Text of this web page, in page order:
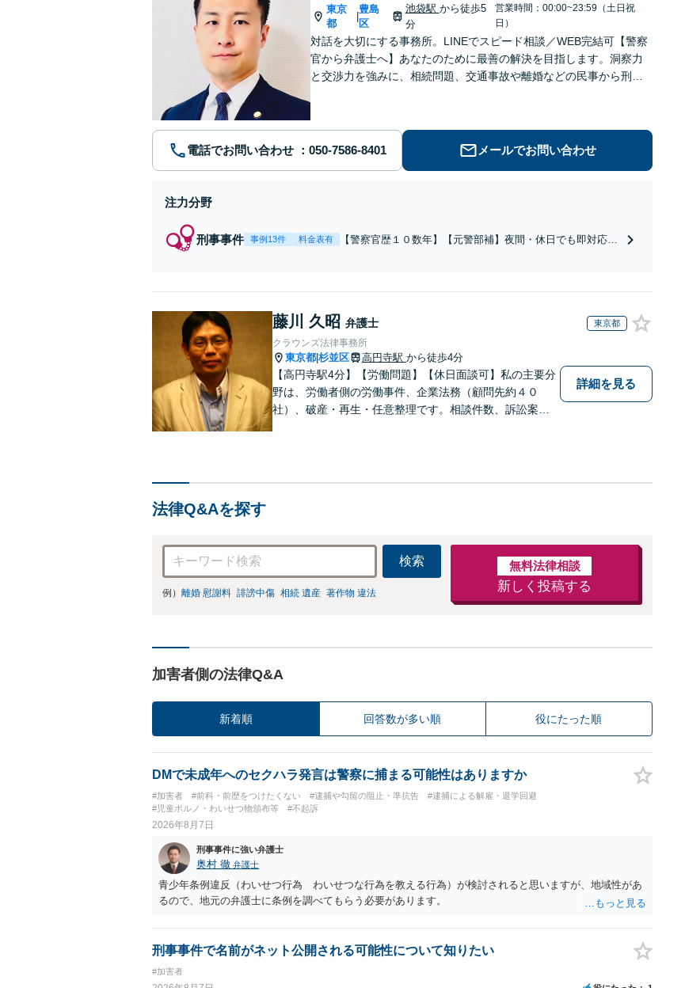
東京
都
|
豊島
区
池袋駅 から徒歩5
分
営業時間：00:00~23:59（土日祝
日）
対話を大切にする事務所。LINEでスピード相談／WEB完結可【警察
官から弁護士へ】あなたのために最善の解決を目指します。洞察力
と交渉力を強みに、相続問題、交通事故や離婚などの民事から刑事
電話でお問い合わせ メールでお問い合わせ
注力分野
刑事事件 事例13件 料金表有
【警察官歴１０数年】【元警部補】夜間・休日でも即対応！
藤川 久昭 弁護士 東京都
クラウンズ法律事務所
東京都 杉並区 高円寺駅 から徒歩4分
【高円寺駅4分】【労働問題】【休日面談可】私の主要分
野は、労働者側の労働事件、企業法務（顧問先約４０
社）、破産・再生・任意整理です。相談件数、訴訟案
詳細を見る
法律Q&Aを探す
検索
例） 離婚 慰謝料 誹謗中傷 相続 遺産 著作物 違法
無料法律相談
新しく投稿する
加害者側の法律Q&A
新着順 回答数が多い順 役にたった順
DMで未成年へのセクハラ発言は警察に捕まる可能性はありますか
#加害者 #前科・前歴をつけたくない #逮捕や勾留の阻止・準抗告
#逮捕による解雇・退学回避
#児童ポルノ・わいせつ物頒布等
#不起訴
2026年8月7日
刑事事件に強い弁護士
奥村 徹 弁護士
青少年条例違反（わいせつ行為 わいせつな行為を教える行為）が検討されると思いますが、地域性があ
るので、地元の弁護士に条例を調べてもらう必要があります。
刑事事件で名前がネット公開される可能性について知りたい
#加害者